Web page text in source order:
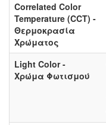
Correlated Color
Temperature (CCT) -
Θερμοκρασία
Χρώματος
Light Color -
Χρώμα Φωτισμού